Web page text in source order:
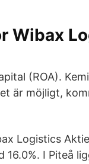
Wibax
(ROA).
är möjligt,
Logistics
16.0%. I Piteå